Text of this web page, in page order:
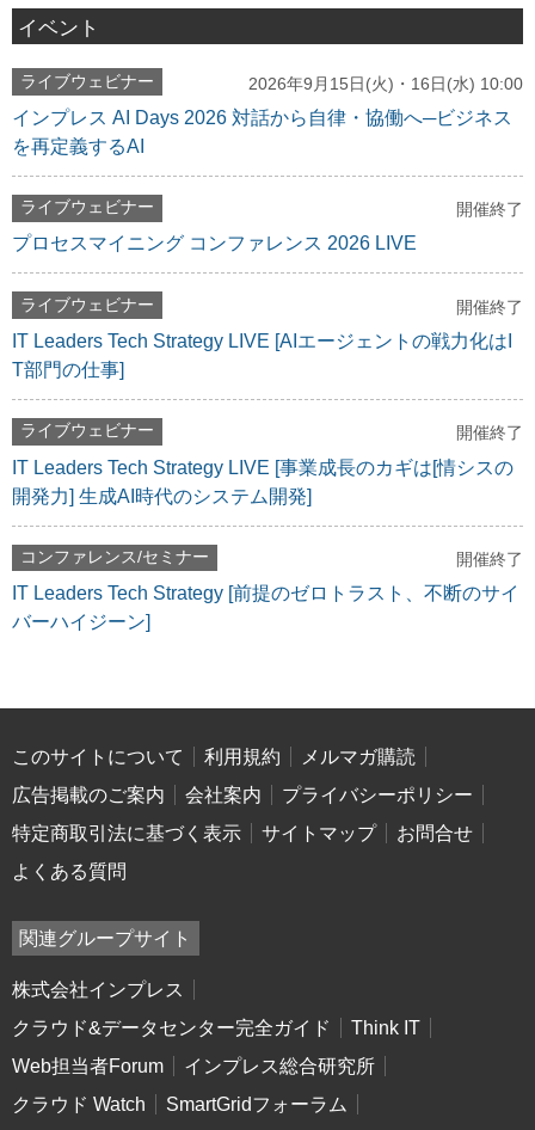
イベント
ライブウェビナー 2026年9月15日(火)・16日(水) 10:00
インプレス AI Days 2026 対話から自律・協働へ─ビジネス
を再定義するAI
ライブウェビナー 開催終了
プロセスマイニング コンファレンス 2026 LIVE
ライブウェビナー 開催終了
IT Leaders Tech Strategy LIVE [AIエージェントの戦力化はI
T部門の仕事]
ライブウェビナー 開催終了
IT Leaders Tech Strategy LIVE [事業成長のカギは[情シスの
開発力] 生成AI時代のシステム開発]
コンファレンス/セミナー 開催終了
IT Leaders Tech Strategy [前提のゼロトラスト、不断のサイ
バーハイジーン]
このサイトについて 利用規約
メルマガ購読
広告掲載のご案内
会社案内
プライバシーポリシー
特定商取引法に基づく表示
サイトマップ
お問合せ
よくある質問
関連グループサイト
株式会社インプレス
クラウド&データセンター完全ガイド
Think IT
Web担当者Forum
インプレス総合研究所
クラウド Watch
SmartGridフォーラム